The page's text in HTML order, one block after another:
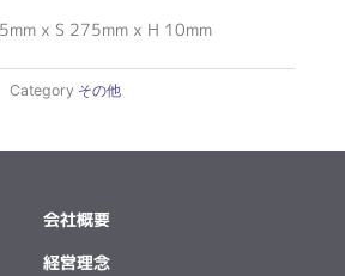
x S 275mm x H 10mm
Category その他
会社概要
経営理念